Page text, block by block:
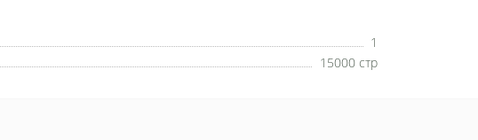
1
15000 стр